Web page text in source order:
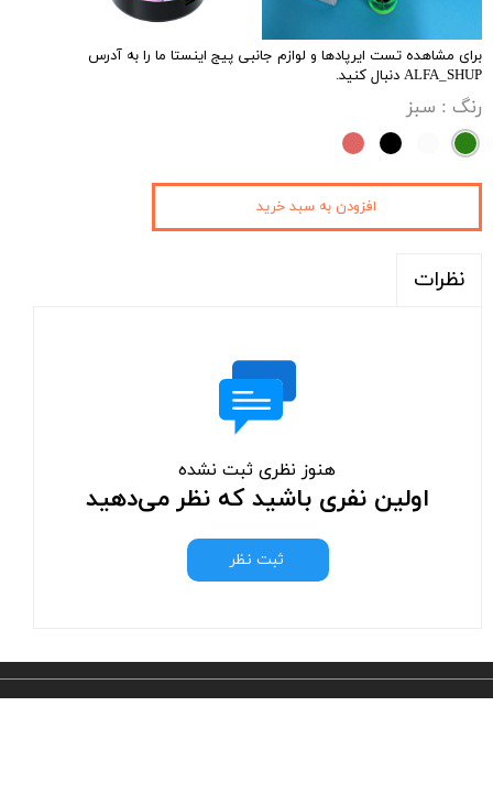
برای مشاهده تست ایرپادها و لوازم جانبی پیج اینستا ما را به آدرس
ALFA_SHUP دنبال کنید.
رنگ : سبز
افزودن به سبد خرید
نظرات
هنوز نظری ثبت نشده
اولین نفری باشید که نظر می‌دهید
ثبت نظر